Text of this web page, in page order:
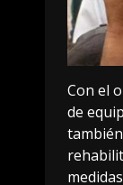
Con el
de